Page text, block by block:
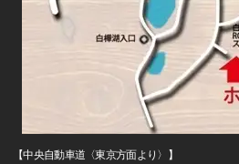
【中央自動車道〈東京方面より〉】